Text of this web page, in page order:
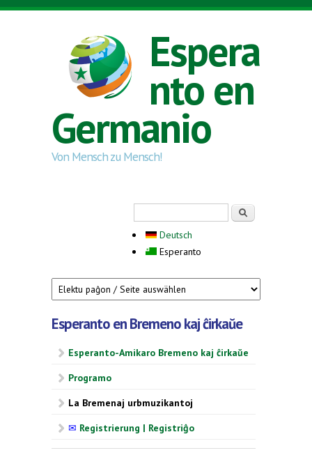
Skip to main content
Espera
nto en
Germanio
Von Mensch zu Mensch!
Deutsch
Esperanto
Esperanto en Bremeno kaj ĉirkaŭe
Esperanto-Amikaro Bremeno kaj ĉirkaŭe
Programo
La Bremenaj urbmuzikantoj
✉ Registrierung | Registriĝo